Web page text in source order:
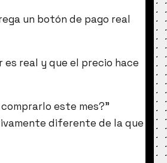
un botón de pago real
real y que el precio hace
este mes?”
diferente de la que